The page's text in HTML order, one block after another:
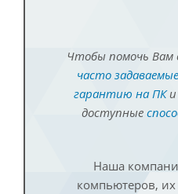
Чтобы помочь Вам
часто
гарантию на ПКи
доступные
Наша
компьютеров,